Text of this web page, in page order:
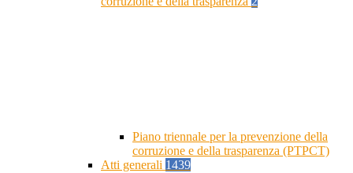
Piano triennale per la prevenzione della
corruzione e della trasparenza (PTPCT)
Atti generali 1439